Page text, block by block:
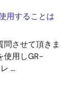
用することは
させて頂きま
使用しGR-
...